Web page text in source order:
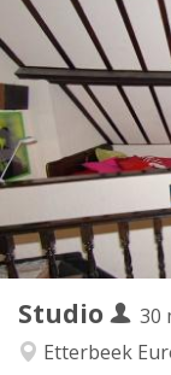
Studio
30
Etterbeek
12